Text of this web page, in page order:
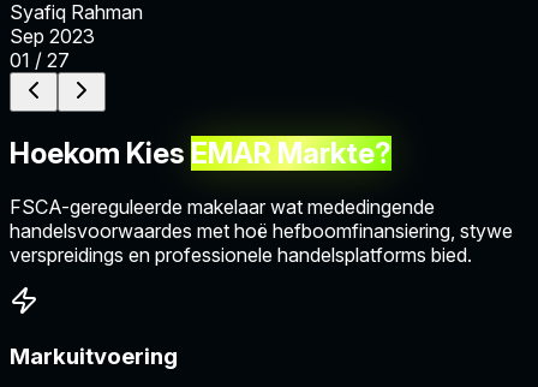
Syafiq Rahman
Sep 2023
01 / 27
Hoekom Kies EMAR Markte?
FSCA-gereguleerde makelaar wat mededingende
handelsvoorwaardes met hoë hefboomfinansiering, stywe
verspreidings en professionele handelsplatforms bied.
Markuitvoering